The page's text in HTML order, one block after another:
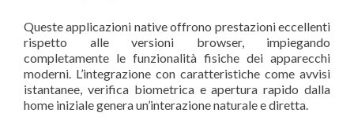
Queste applicazioni native offrono prestazioni eccellenti
rispetto alle versioni browser, impiegando
completamente le funzionalità fisiche dei apparecchi
moderni. L’integrazione con caratteristiche come avvisi
istantanee, verifica biometrica e apertura rapido dalla
home iniziale genera un’interazione naturale e diretta.